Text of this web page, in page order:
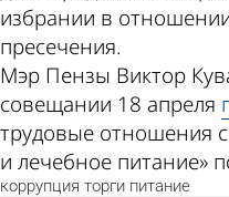
избрании в
пресечения.
Мэр Пензы Виктор
совещании 18 апреля
трудовые отношения
и лечебное питание»
коррупция торги питание